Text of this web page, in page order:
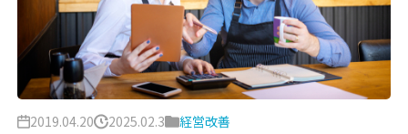
2019.04.20 2025.02.3 経営改善